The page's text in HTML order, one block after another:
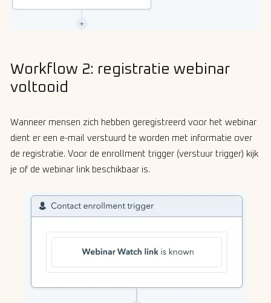
Workflow 2: registratie webinar
voltooid
Wanneer mensen zich hebben geregistreerd voor het webinar
dient er een e-mail verstuurd te worden met informatie over
de registratie. Voor de enrollment trigger (verstuur trigger) kijk
je of de webinar link beschikbaar is.